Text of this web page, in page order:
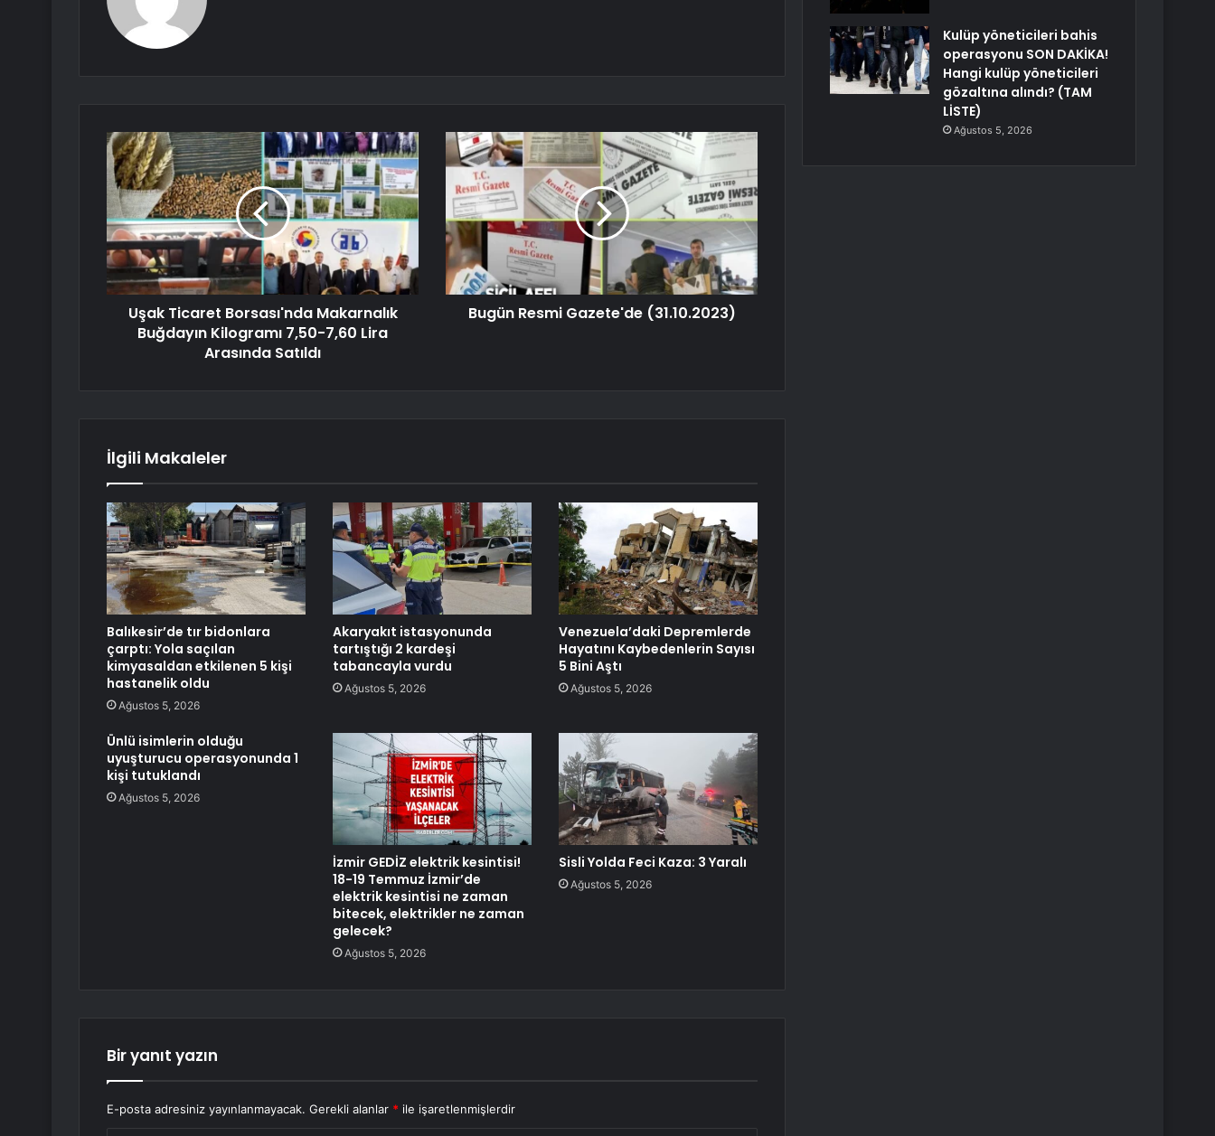
Uşak Ticaret Borsası'nda Makarnalık
Buğdayın Kilogramı 7,50-7,60 Lira
Arasında Satıldı
Bugün Resmi Gazete'de (31.10.2023)
İlgili Makaleler
Balıkesir’de tır bidonlara
çarptı: Yola saçılan
kimyasaldan etkilenen 5 kişi
hastanelik oldu
Ağustos 5, 2026
Akaryakıt istasyonunda
tartıştığı 2 kardeşi
tabancayla vurdu
Ağustos 5, 2026
Venezuela’daki Depremlerde
Hayatını Kaybedenlerin Sayısı
5 Bini Aştı
Ağustos 5, 2026
Ünlü isimlerin olduğu
uyuşturucu operasyonunda 1
kişi tutuklandı
Ağustos 5, 2026
İzmir GEDİZ elektrik kesintisi!
18-19 Temmuz İzmir’de
elektrik kesintisi ne zaman
bitecek, elektrikler ne zaman
gelecek?
Ağustos 5, 2026
Sisli Yolda Feci Kaza: 3 Yaralı
Ağustos 5, 2026
Bir yanıt yazın
E-posta adresiniz yayınlanmayacak. Gerekli alanlar * ile işaretlenmişlerdir
Kulüp yöneticileri bahis
operasyonu SON DAKİKA!
Hangi kulüp yöneticileri
gözaltına alındı? (TAM
LİSTE)
Ağustos 5, 2026